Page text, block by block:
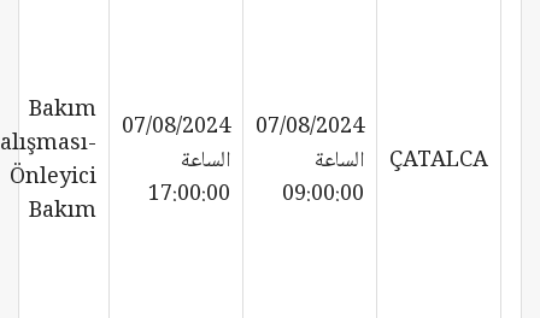
ÇATALCA
07/08/2024
الساعة
09:00:00
07/08/2024
الساعة
17:00:00
Bakım
Önleyici
Bakım